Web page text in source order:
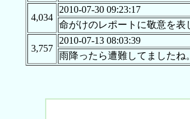
4,034
2010-07-30 09:23:17
命がけのレポートに敬意を表
3,757
2010-07-13 08:03:39
雨降ったら遭難してましたね。